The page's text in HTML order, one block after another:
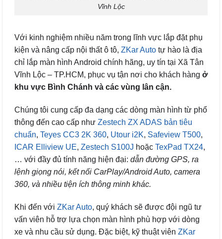
Vĩnh Lộc
Với kinh nghiệm nhiều năm trong lĩnh vực lắp đặt phụ
kiện và nâng cấp nội thất ô tô, ZKar Auto tự hào là địa
chỉ lắp màn hình Android chính hãng, uy tín tại Xã Tân
Vĩnh Lộc – TP.HCM, phục vụ tận nơi cho khách hàng ở
khu vực Bình Chánh và các vùng lân cận.
Chúng tôi cung cấp đa dạng các dòng màn hình từ phổ
thông đến cao cấp như Zestech ZX ADAS bản tiêu
chuẩn, Teyes CC3 2K 360, Utour i2K, Safeview T500,
ICAR Elliview UE, Zestech S100J hoặc TexPad TX24,
… với đầy đủ tính năng hiện đại: dẫn đường GPS, ra
lệnh giọng nói, kết nối CarPlay/Android Auto, camera
360, và nhiều tiện ích thông minh khác.
Khi đến với ZKar Auto, quý khách sẽ được đội ngũ tư
vấn viên hỗ trợ lựa chọn màn hình phù hợp với dòng
xe và nhu cầu sử dụng. Đặc biệt, kỹ thuật viên ZKar